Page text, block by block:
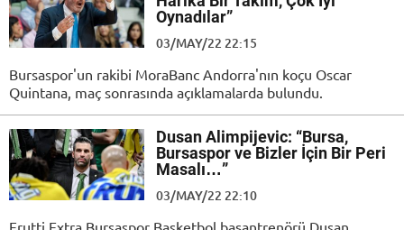
Oynadılar”
03/MAY/22 22:15
Bursaspor'un rakibi MoraBanc Andorra'nın koçu Oscar
Quintana, maç sonrasında açıklamalarda bulundu.
Dusan Alimpijevic: “Bursa,
Bursaspor ve Bizler İçin Bir Peri
Masalı…”
03/MAY/22 22:10